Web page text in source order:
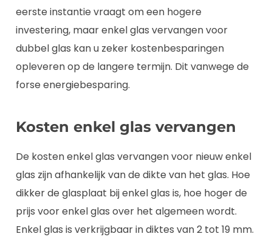
eerste instantie vraagt om een hogere
investering, maar enkel glas vervangen voor
dubbel glas kan u zeker kostenbesparingen
opleveren op de langere termijn. Dit vanwege de
forse energiebesparing.
Kosten enkel glas vervangen
De kosten enkel glas vervangen voor nieuw enkel
glas zijn afhankelijk van de dikte van het glas. Hoe
dikker de glasplaat bij enkel glas is, hoe hoger de
prijs voor enkel glas over het algemeen wordt.
Enkel glas is verkrijgbaar in diktes van 2 tot 19 mm.